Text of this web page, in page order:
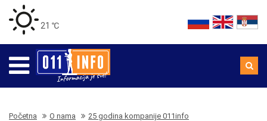
21 ℃
Početna O nama 25 godina kompanije 011info